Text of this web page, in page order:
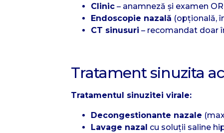
Clinic – anamneză și examen
Endoscopie nazală (opțională,
CT sinusuri – recomandat doar
Tratament sinuzita
Tratamentul sinuzitei virale:
Decongestionante nazale
Lavage nazal cu soluții saline